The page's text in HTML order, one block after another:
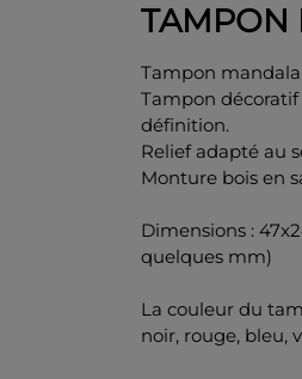
TAMPON
Tampon
Tampon
définition.
Relief adapté au
Monture bois en
Dimensions :
quelques mm)
La couleur du
noir, rouge, bleu,